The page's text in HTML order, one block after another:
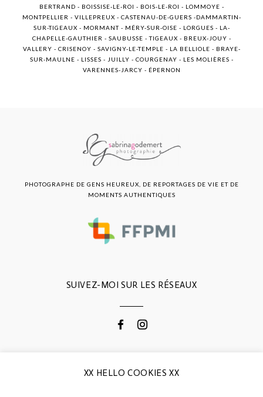
BERTRAND - BOISSISE-LE-ROI - BOIS-LE-ROI - LOMMOYE -
MONTPELLIER - VILLEPREUX - CASTENAU-DE-GUERS -DAMMARTIN-
SUR-TIGEAUX - MORMANT - MÉRY-SUR-OISE - LORGUES - LA-
CHAPELLE-GAUTHIER - SAUBUSSE - TIGEAUX - BREUX-JOUY -
VALLERY - CRISENOY - SAVIGNY-LE-TEMPLE - LA BELLIOLE - BRAYE-
SUR-MAULNE - LISSES - JUILLY - COURGENAY - LES MOLIÈRES -
VARENNES-JARCY - ÉPERNON
SUIVEZ-MOI SUR LES RÉSEAUX
PHOTOGRAPHE DE GENS HEUREUX, DE REPORTAGES DE VIE ET DE
MOMENTS AUTHENTIQUES
CONTACTEZ-MOI
XX HELLO COOKIES XX